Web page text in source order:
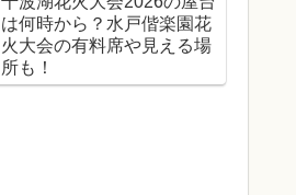
は何時から？水戸偕楽園花
火大会の有料席や見える場
所も！